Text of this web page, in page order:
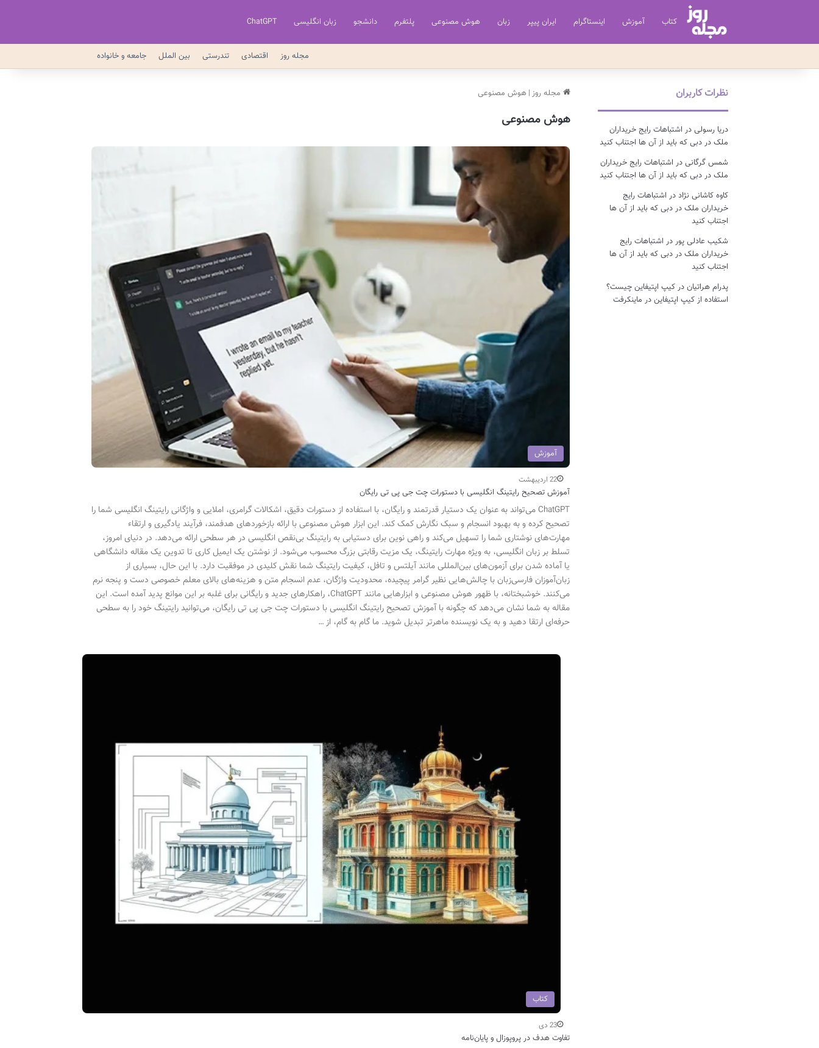
کتاب آموزش اینستاگرام ایران پیپر زبان هوش مصنوعی پلتفرم دانشجو زبان انگلیسی ChatGPT
مجله روز اقتصادی تندرستی بین الملل جامعه و خانواده
مجله روز | هوش مصنوعی
هوش مصنوعی
آموزش
22 اردیبهشت
آموزش تصحیح رایتینگ انگلیسی با دستورات چت جی پی تی رایگان
ChatGPT می‌تواند به عنوان یک دستیار قدرتمند و رایگان، با استفاده از دستورات دقیق، اشکالات گرامری، املایی و واژگانی رایتینگ انگلیسی شما را
تصحیح کرده و به بهبود انسجام و سبک نگارش کمک کند. این ابزار هوش مصنوعی با ارائه بازخوردهای هدفمند، فرآیند یادگیری و ارتقاء
مهارت‌های نوشتاری شما را تسهیل می‌کند و راهی نوین برای دستیابی به رایتینگ بی‌نقص انگلیسی در هر سطحی ارائه می‌دهد. در دنیای امروز،
تسلط بر زبان انگلیسی، به ویژه مهارت رایتینگ، یک مزیت رقابتی بزرگ محسوب می‌شود. از نوشتن یک ایمیل کاری تا تدوین یک مقاله دانشگاهی
یا آماده شدن برای آزمون‌های بین‌المللی مانند آیلتس و تافل، کیفیت رایتینگ شما نقش کلیدی در موفقیت دارد. با این حال، بسیاری از
زبان‌آموزان فارسی‌زبان با چالش‌هایی نظیر گرامر پیچیده، محدودیت واژگان، عدم انسجام متن و هزینه‌های بالای معلم خصوصی دست و پنجه نرم
می‌کنند. خوشبختانه، با ظهور هوش مصنوعی و ابزارهایی مانند ChatGPT، راهکارهای جدید و رایگانی برای غلبه بر این موانع پدید آمده است. این
مقاله به شما نشان می‌دهد که چگونه با آموزش تصحیح رایتینگ انگلیسی با دستورات چت جی پی تی رایگان، می‌توانید رایتینگ خود را به سطحی
حرفه‌ای ارتقا دهید و به یک نویسنده ماهرتر تبدیل شوید. ما گام به گام، از …
کتاب
23 دی
تفاوت هدف در پروپوزال و پایان‌نامه
نظرات کاربران
دریا رسولی در اشتباهات رایج خریداران
ملک در دبی که باید از آن ها اجتناب کنید
شمس گرگانی در اشتباهات رایج خریداران
ملک در دبی که باید از آن ها اجتناب کنید
کاوه کاشانی نژاد در اشتباهات رایج
خریداران ملک در دبی که باید از آن ها
اجتناب کنید
شکیب عادلی پور در اشتباهات رایج
خریداران ملک در دبی که باید از آن ها
اجتناب کنید
پدرام هراتیان درکیپ اپتیفاین چیست؟
استفاده از کیپ اپتیفاین در ماینکرفت